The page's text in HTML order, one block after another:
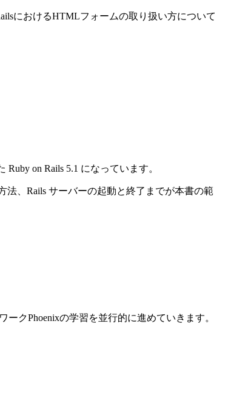
におけるHTMLフォームの取り扱い方について
on Rails 5.1 になっています。
法、Rails サーバーの起動と終了までが本書の範
クPhoenixの学習を並行的に進めていきます。